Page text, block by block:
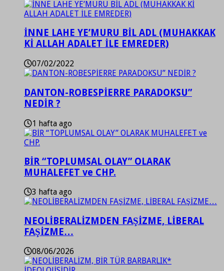
İNNE LAHE YE’MURU BİL ADL (MUHAKKAK
Kİ ALLAH ADALET İLE EMREDER)
07/02/2022
DANTON-ROBESPİERRE PARADOKSU”
NEDİR ?
1 hafta ago
BİR “TOPLUMSAL OLAY” OLARAK
MUHALEFET ve CHP.
3 hafta ago
NEOLİBERALİZMDEN FAŞİZME, LİBERAL
FAŞİZME…
08/06/2026